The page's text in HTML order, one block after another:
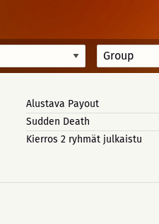
Alustava Payout
Sudden Death
Kierros 2 ryhmät julkaistu